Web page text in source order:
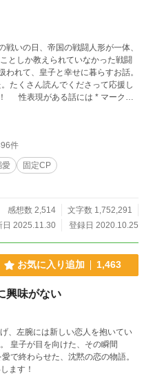
いの日、帝国の戦闘人形が一体、
れて、皇子と幸せに暮らすお話。
たくさん読んでくださって応援し
性表現がある話には * マークを
。
件
愛
固定CP
感想数 2,514
文字数 1,752,291
日 2025.11.30
登録日 2020.10.25
お気に入り追加 1,463
興味がない
、左腕には新しい恋人を抱いてい
いします！